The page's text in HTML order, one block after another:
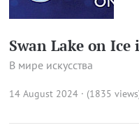
Swan Lake on
В мире искусства
14 August 2024 · (1835